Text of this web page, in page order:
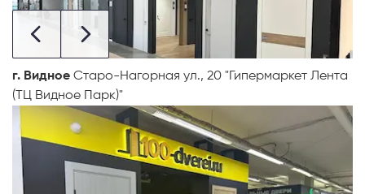
г. Видное Старо-Нагорная ул., 20 "Гипермаркет Лента
(ТЦ Видное Парк)"